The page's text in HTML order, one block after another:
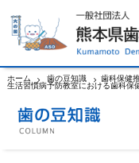
ホーム 歯の豆知識
歯科保健
生活習慣病予防教室における歯科
ホーム